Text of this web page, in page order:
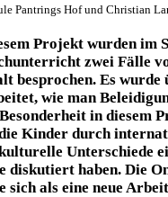
Pantrings Hof und Christian
Projekt wurden im
zwei Fälle
besprochen. Es
wie man
in diesem
Kinder durch
Unterschiede
diskutiert haben. Die
sich als eine neue